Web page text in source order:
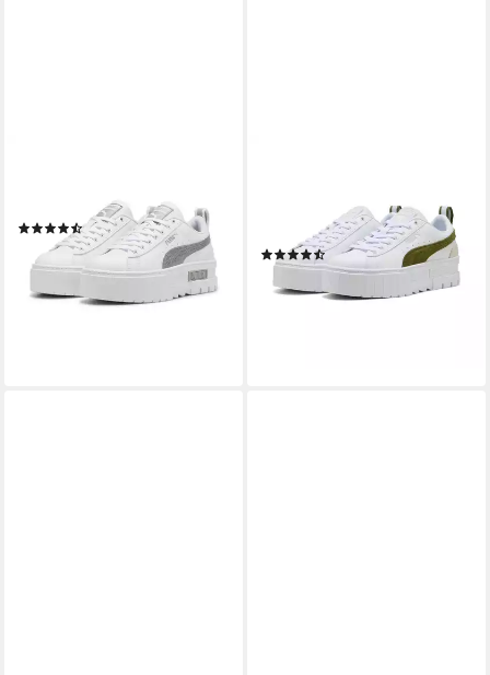
Mädchen Sneaker
(4)
79,95 €
lieferbar - in 3-4 Werktagen bei dir
mit Plateau-Sohle,
herausnehmbare Innensohle
(5)
80,99 € UVP99,95 €